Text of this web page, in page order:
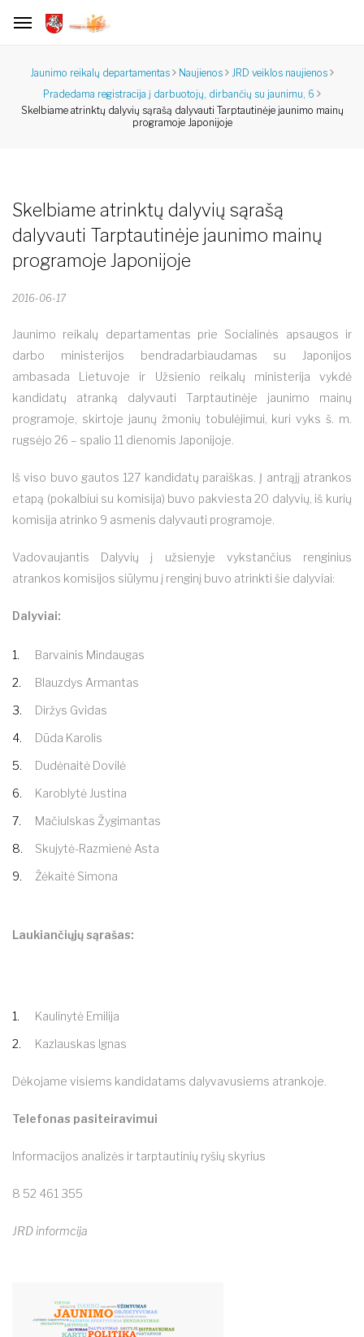
Jaunimo reikalų departamentas Naujienos
JRD veiklos naujienos
Pradedama registracija į darbuotojų, dirbančių su jaunimu, 6
Skelbiame atrinktų dalyvių sąrašą dalyvauti Tarptautinėje jaunimo mainų
programoje Japonijoje
Skelbiame atrinktų dalyvių sąrašą
dalyvauti Tarptautinėje jaunimo mainų
programoje Japonijoje
2016-06-17
Jaunimo reikalų departamentas prie Socialinės apsaugos ir
darbo ministerijos bendradarbiaudamas su Japonijos
ambasada Lietuvoje ir Užsienio reikalų ministerija vykdė
kandidatų atranką dalyvauti Tarptautinėje jaunimo mainų
programoje, skirtoje jaunų žmonių tobulėjimui, kuri vyks š. m.
rugsėjo 26 – spalio 11 dienomis Japonijoje.
Iš viso buvo gautos 127 kandidatų paraiškas. Į antrąjį atrankos
etapą (pokalbiui su komisija) buvo pakviesta 20 dalyvių, iš kurių
komisija atrinko 9 asmenis dalyvauti programoje.
Vadovaujantis Dalyvių į užsienyje vykstančius renginius
atrankos komisijos siūlymu į renginį buvo atrinkti šie dalyviai:
Dalyviai:
Barvainis Mindaugas
Blauzdys Armantas
Diržys Gvidas
Dūda Karolis
Dudėnaitė Dovilė
Karoblytė Justina
Mačiulskas Žygimantas
Skujytė-Razmienė Asta
Žėkaitė Simona
Laukiančiųjų sąrašas:
Kaulinytė Emilija
Kazlauskas Ignas
Dėkojame visiems kandidatams dalyvavusiems atrankoje.
Telefonas pasiteiravimui
Informacijos analizės ir tarptautinių ryšių skyrius
8 52 461 355
JRD informcija